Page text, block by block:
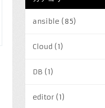
ansible (85)
Cloud (1)
DB (1)
editor (1)